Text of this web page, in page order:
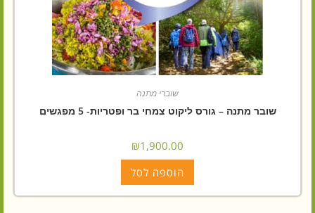
שוברי מתנה
שובר מתנה – גורס ליקוט צמחי בר ופטריות- 5 מפגשים
₪1,900.00
הוספה לסל